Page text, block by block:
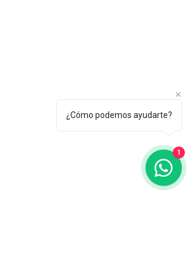
¿Cómo podemos ayudarte?
1